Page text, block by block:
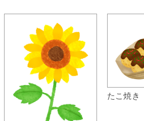
たこ焼き